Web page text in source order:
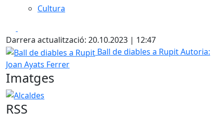
Cultura
Darrera actualització: 20.10.2023 | 12:47
Ball de diables a Rupit
Ball de diables a RupitAutoria:
Joan Ayats Ferrer
Imatges
Alcaldes
RSS